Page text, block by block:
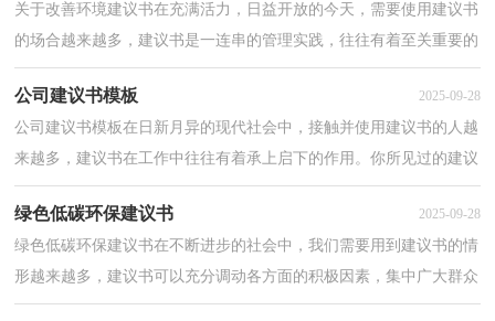
关于改善环境建议书在充满活力，日益开放的今天，需要使用建议书
的场合越来越多，建议书是一连串的管理实践，往往有着至关重要的
作用。在写之前，可以先参考范文，下面是小编帮大家整理...
公司建议书模板 2025-09-28
公司建议书模板在日新月异的现代社会中，接触并使用建议书的人越
来越多，建议书在工作中往往有着承上启下的作用。你所见过的建议
书是什么样的呢？以下是小编整理的公司建议书模板...
绿色低碳环保建议书 2025-09-28
绿色低碳环保建议书在不断进步的社会中，我们需要用到建议书的情
形越来越多，建议书可以充分调动各方面的积极因素，集中广大群众
的智慧。你知道建议书怎样才能写的好吗？下面是小编...